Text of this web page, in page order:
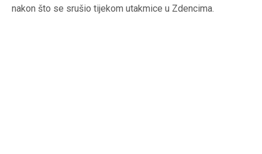
nakon što se srušio tijekom utakmice u Zdencima.